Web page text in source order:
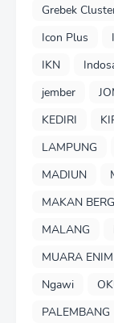
Grebek
Icon Plus
IKN
jember
KEDIRI
LAMPUNG
MADIUN
MAKAN
MALANG
MUARA ENIM
Ngawi
PALEMBANG